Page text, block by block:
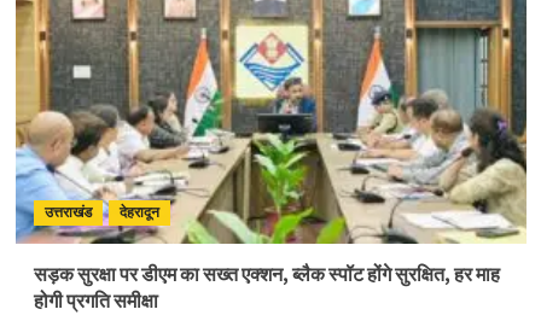
उत्तराखंड देहरादून
सड़क सुरक्षा पर डीएम का सख्त एक्शन, ब्लैक स्पॉट होंगे सुरक्षित, हर माह
होगी प्रगति समीक्षा